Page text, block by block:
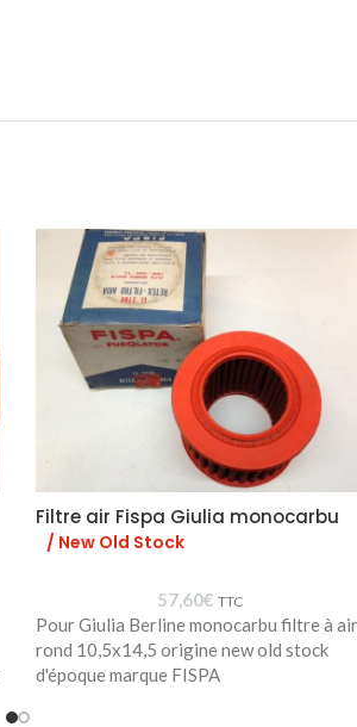
Filtre air Fispa Giulia monocarbu
/ New Old Stock
57,60€ TTC
Pour Giulia Berline monocarbu filtre à air
rond 10,5x14,5 origine new old stock
d'époque marque FISPA